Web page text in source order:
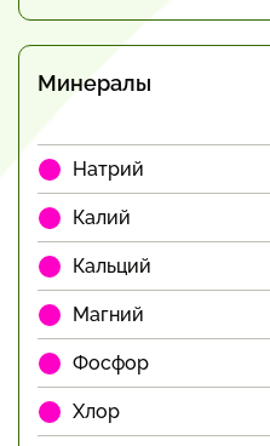
Минералы
Натрий
Калий
Кальций
Магний
Фосфор
Хлор